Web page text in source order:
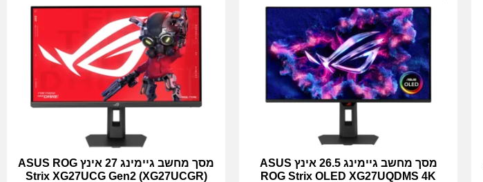
מסך מחשב גיימינג 26.5 אינץ ASUS
ROG Strix OLED XG27UQDMS 4K
מסך מחשב גיימינג 27 אינץ ASUS ROG
Strix XG27UCG Gen2 (XG27UCGR)